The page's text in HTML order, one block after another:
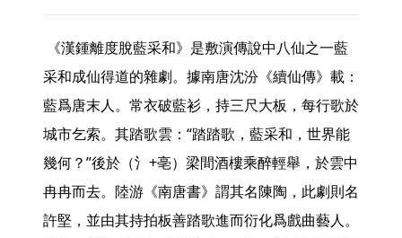
采和成仙得道的雜劇。據南唐沈汾《續仙傳》載：
藍爲唐末人。常衣破藍衫，持三尺大板，每行歌於
城市乞索。其踏歌雲：“踏踏歌，藍采和，世界能
幾何？”後於（氵+亳）梁間酒樓乘醉輕舉，於雲中
冉冉而去。陸游《南唐書》謂其名陳陶，此劇則名
許堅，並由其持拍板善踏歌進而衍化爲戲曲藝人。